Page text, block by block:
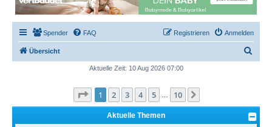
Spender FAQ Anmelden
Registrieren
Übersicht
e
Aktuelle Zeit: 10 Aug 2026 07:00
Seite 1von 10
1 2 3 4 5 10
Aktuelle Themen